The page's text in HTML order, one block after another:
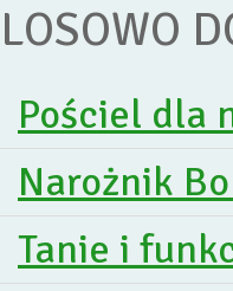
LOSOWO
Pościel dla
Narożnik
Tanie i